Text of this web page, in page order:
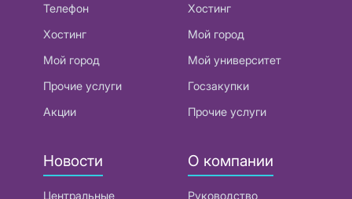
Телефон
Хостинг
Мой город
Прочие услуги
Акции
Хостинг
Мой город
Мой университет
Госзакупки
Прочие услуги
Новости
Центральные
О компании
Руководство